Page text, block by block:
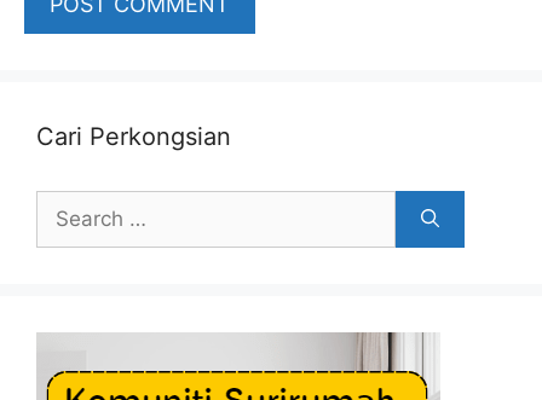
Cari Perkongsian
Search